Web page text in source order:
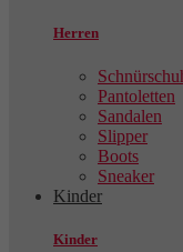
Herren
Pantoletten
Sandalen
Slipper
Boots
Sneaker
Kinder
Kinder